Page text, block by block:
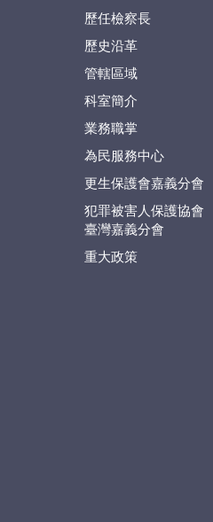
歷任檢察長
歷史沿革
管轄區域
科室簡介
業務職掌
為民服務中心
更生保護會嘉義分會
犯罪被害人保護協會
臺灣嘉義分會
重大政策